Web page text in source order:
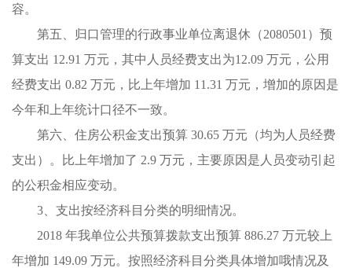
容。
第五、归口管理的行政事业单位离退休（2080501）预
算支出 12.91 万元，其中人员经费支出为12.09 万元，公用
经费支出 0.82 万元，比上年增加 11.31 万元，增加的原因是
今年和上年统计口径不一致。
第六、住房公积金支出预算 30.65 万元（均为人员经费
支出）。比上年增加了 2.9 万元，主要原因是人员变动引起
的公积金相应变动。
3、支出按经济科目分类的明细情况。
2018 年我单位公共预算拨款支出预算 886.27 万元较上
年增加 149.09 万元。按照经济科目分类具体增加哦情况及